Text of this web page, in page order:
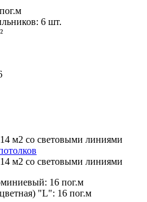
6 шт.
м2 со световыми линиями
м2 со световыми линиями
16 пог.м
"L": 16 пог.м